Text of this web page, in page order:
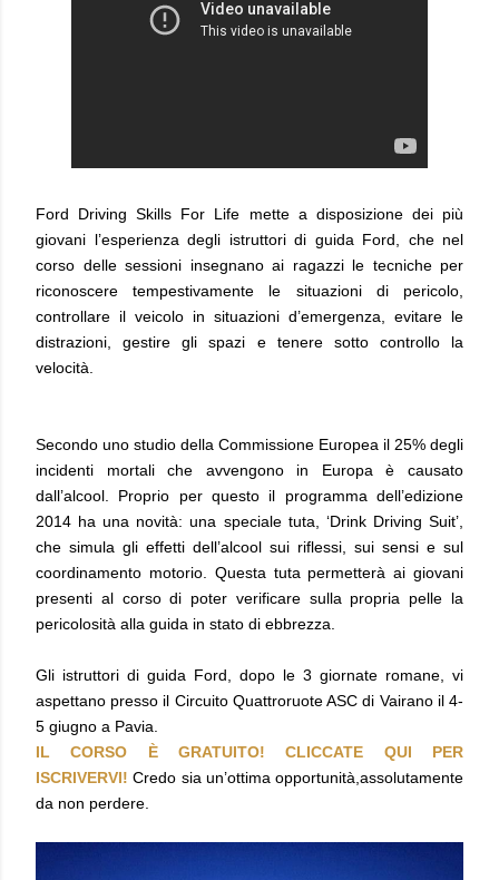
Ford Driving Skills For Life mette a disposizione dei più
giovani l’esperienza degli istruttori di guida Ford, che nel
corso delle sessioni insegnano ai ragazzi le tecniche per
riconoscere tempestivamente le situazioni di pericolo,
controllare il veicolo in situazioni d’emergenza, evitare le
distrazioni, gestire gli spazi e tenere sotto controllo la
velocità.
Secondo uno studio della Commissione Europea il 25% degli
incidenti mortali che avvengono in Europa è causato
dall’alcool. Proprio per questo il programma dell’edizione
2014 ha una novità: una speciale tuta, ‘Drink Driving Suit’,
che simula gli effetti dell’alcool sui riflessi, sui sensi e sul
coordinamento motorio. Questa tuta permetterà ai giovani
presenti al corso di poter verificare sulla propria pelle la
pericolosità alla guida in stato di ebbrezza.
Gli istruttori di guida Ford, dopo le 3 giornate romane, vi
aspettano presso il Circuito Quattroruote ASC di Vairano il 4-
5 giugno a Pavia.
IL CORSO Ѐ GRATUITO! CLICCATE QUI PER
ISCRIVERVI! Credo sia un’ottima opportunità,assolutamente
da non perdere.